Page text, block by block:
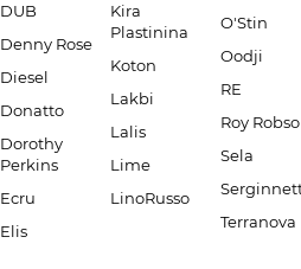
DUB
Denny Rose
Diesel
Donatto
Dorothy
Perkins
Ecru
Elis
Kira
Plastinina
Koton
Lakbi
Lalis
Lime
LinoRusso
O'Stin
Oodji
RE
Roy
Sela
Terranova